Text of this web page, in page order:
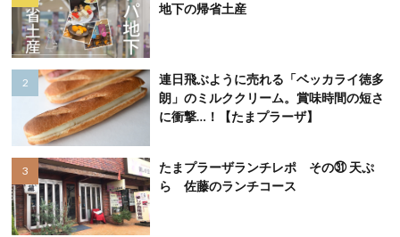
地下の帰省土産
連日飛ぶように売れる「ベッカライ徳多
朗」のミルククリーム。賞味時間の短さ
に衝撃…！【たまプラーザ】
たまプラーザランチレポ その㉛ 天ぷ
ら 佐藤のランチコース